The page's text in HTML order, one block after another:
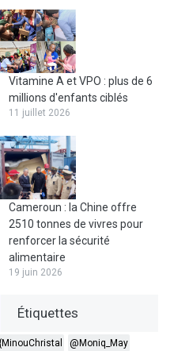
Vitamine A et VPO : plus de 6
millions d'enfants ciblés
11 juillet 2026
Cameroun : la Chine offre
2510 tonnes de vivres pour
renforcer la sécurité
alimentaire
19 juin 2026
Étiquettes
@Moniq_May